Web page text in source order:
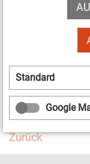
Tommy
Hemmerich
» Soziokultur-
Facebook
Twitter
Zurück
Standard
Google